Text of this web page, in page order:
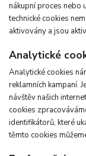
nákupní proces nebo
technické cookies
aktivovány a jsou
Analytické
Analytické cookies
reklamních kampaní.
návštěv našich
cookies
identifikátorů, které
těmto cookies